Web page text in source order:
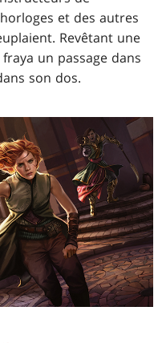
et des autres
Revêtant une
un passage dans
son dos.